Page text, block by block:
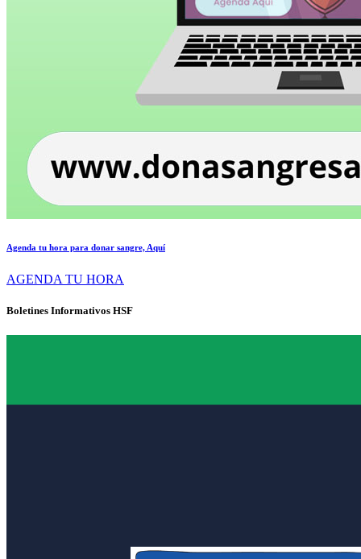
Agenda tu hora para donar sangre, Aquí
AGENDA TU HORA
Boletines Informativos HSF